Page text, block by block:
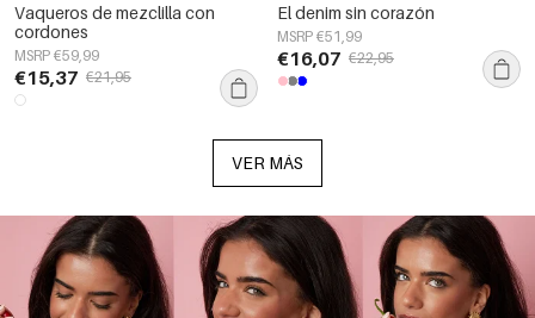
Vaqueros de mezclilla con
cordones
MSRP €59,99
€15,37 €21,95
El denim sin corazón
MSRP €51,99
€16,07 €22,95
VER MÁS